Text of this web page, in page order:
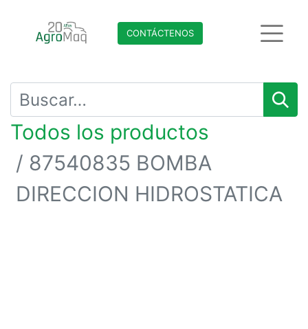
CONTÁCTENO​​​​S
Todos los productos
87540835 BOMBA
DIRECCION HIDROSTATICA